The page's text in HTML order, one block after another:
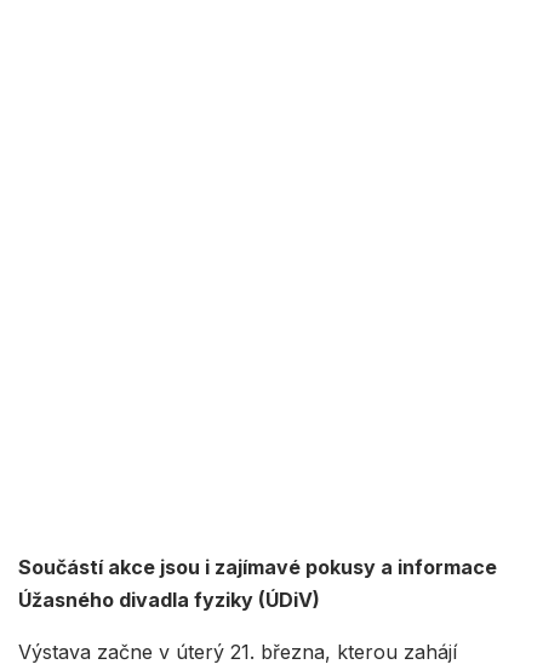
Součástí akce jsou i zajímavé pokusy a informace
Úžasného divadla fyziky (ÚDiV)
Výstava začne v úterý 21. března, kterou zahájí